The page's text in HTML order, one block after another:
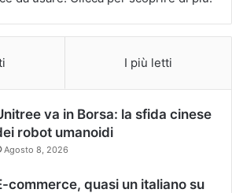
I più letti
va in Borsa: la sfida cinese
robot umanoidi
Agosto 8, 2026
commerce, quasi un italiano su